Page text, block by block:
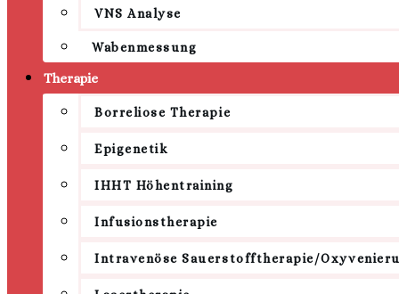
VNS Analyse
Wabenmessung
Therapie
Borreliose Therapie
Epigenetik
IHHT Höhentraining
Infusionstherapie
Intravenöse Sauerstofftherapie/